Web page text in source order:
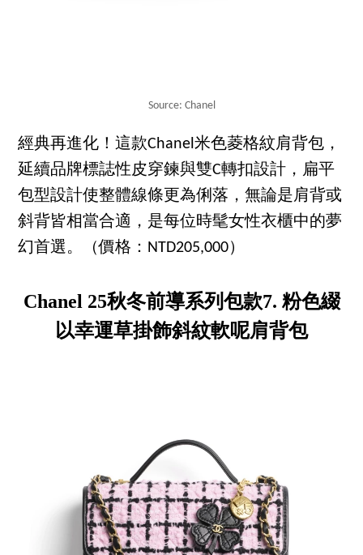
Source: Chanel
經典再進化！這款Chanel米色菱格紋肩背包，
延續品牌標誌性皮穿鍊與雙C轉扣設計，扁平
包型設計使整體線條更為俐落，無論是肩背或
斜背皆相當合適，是每位時髦女性衣櫃中的夢
幻首選。（價格：NTD205,000）
Chanel 25秋冬前導系列包款7. 粉色綴
以幸運草掛飾斜紋軟呢肩背包